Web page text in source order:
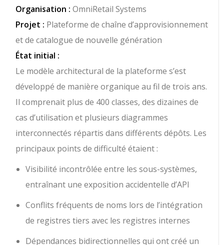
Organisation : OmniRetail Systems
Projet : Plateforme de chaîne d’approvisionnement
et de catalogue de nouvelle génération
État initial :
Le modèle architectural de la plateforme s’est
développé de manière organique au fil de trois ans.
Il comprenait plus de 400 classes, des dizaines de
cas d’utilisation et plusieurs diagrammes
interconnectés répartis dans différents dépôts. Les
principaux points de difficulté étaient :
Visibilité incontrôlée entre les sous-systèmes,
entraînant une exposition accidentelle d’API
Conflits fréquents de noms lors de l’intégration
de registres tiers avec les registres internes
Dépendances bidirectionnelles qui ont créé un